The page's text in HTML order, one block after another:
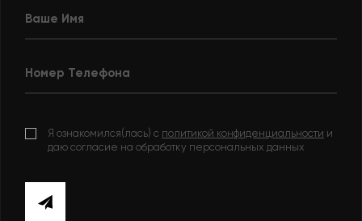
Я ознакомился(лась) с политикой конфиденциальности и
даю согласие на обработку персональных данных